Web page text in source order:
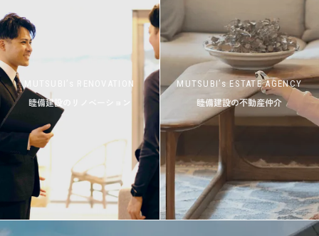
MUTSUBI’s RENOVATION
睦備建設のリノベーション
MUTSUBI’s ESTATE AGENCY
睦備建設の不動産仲介